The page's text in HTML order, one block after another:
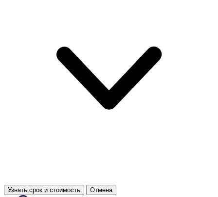
Узнать срок и стоимость Отмена